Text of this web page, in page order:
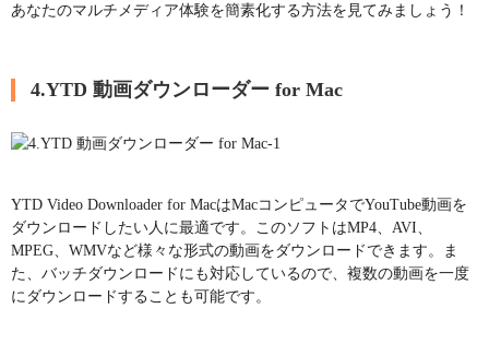
あなたのマルチメディア体験を簡素化する方法を見てみましょう！
4.YTD 動画ダウンローダー for Mac
YTD Video Downloader for MacはMacコンピュータでYouTube動画を
ダウンロードしたい人に最適です。このソフトはMP4、AVI、
MPEG、WMVなど様々な形式の動画をダウンロードできます。ま
た、バッチダウンロードにも対応しているので、複数の動画を一度
にダウンロードすることも可能です。